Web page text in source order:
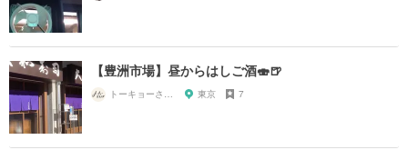
【豊洲市場】昼からはしご酒🍣🍺
トーキョーさんぽ 東京 7